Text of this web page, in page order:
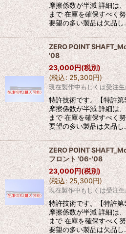
摩擦係数が半減 詳細は
まで 在庫を確保すべく
要望の多い製品は欠品
ZERO POINT
'08
23,000円(税別)
(税込: 25,300円)
現在製作中もしくは受注生
特許技術です。【特許
摩擦係数が半減 詳細は
まで 在庫を確保すべく
要望の多い製品は欠品
ZERO POINT
フロント '06-'08
23,000円(税別)
(税込: 25,300円)
現在製作中もしくは受注
特許技術です。【特許
摩擦係数が半減 詳細は
まで 在庫を確保すべく
要望の多い製品は欠品